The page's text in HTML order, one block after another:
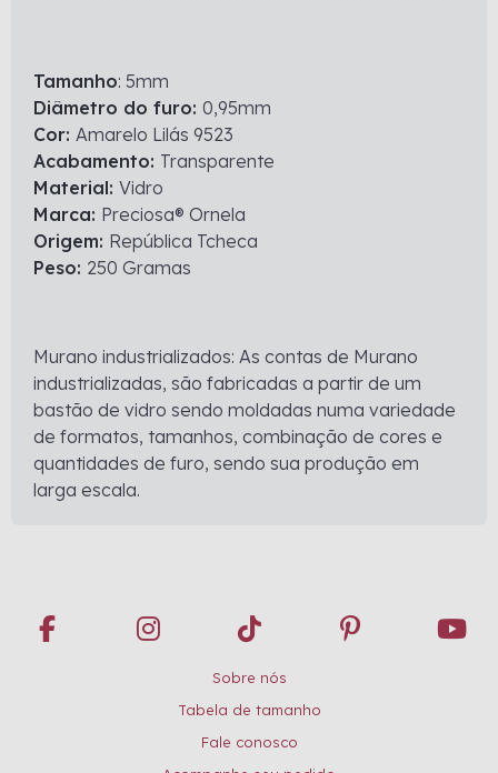
Tamanho: 5mm
Diâmetro do furo: 0,95mm
Cor: Amarelo Lilás 9523
Acabamento: Transparente
Material: Vidro
Marca: Preciosa® Ornela
Origem: República Tcheca
Peso: 250 Gramas
Murano industrializados: As contas de Murano
industrializadas, são fabricadas a partir de um
bastão de vidro sendo moldadas numa variedade
de formatos, tamanhos, combinação de cores e
quantidades de furo, sendo sua produção em
larga escala.
Sobre nós
Tabela de tamanho
Fale conosco